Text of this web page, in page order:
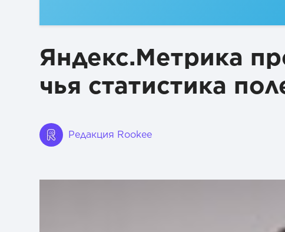
Яндекс.Метрика
чья статистика
Редакция Rookee